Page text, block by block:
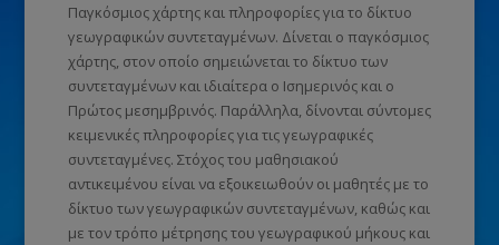
Παγκόσμιος χάρτης και πληροφορίες για το δίκτυο
γεωγραφικών συντεταγμένων. Δίνεται ο παγκόσμιος
χάρτης, στον οποίο σημειώνεται το δίκτυο των
συντεταγμένων και ιδιαίτερα ο Ισημερινός και ο
Πρώτος μεσημβρινός. Παράλληλα, δίνονται σύντομες
κειμενικές πληροφορίες για τις γεωγραφικές
συντεταγμένες. Στόχος του μαθησιακού
αντικειμένου είναι να εξοικειωθούν οι μαθητές με το
δίκτυο των γεωγραφικών συντεταγμένων, καθώς και
με τον τρόπο μέτρησης του γεωγραφικού μήκους και